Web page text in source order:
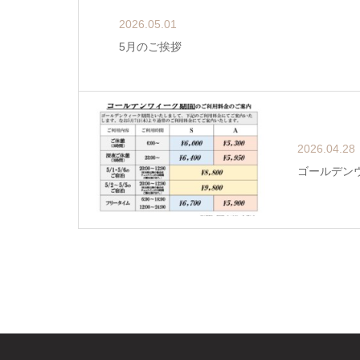
2026.05.01
5月のご挨拶
2026.04.28
ゴールデン